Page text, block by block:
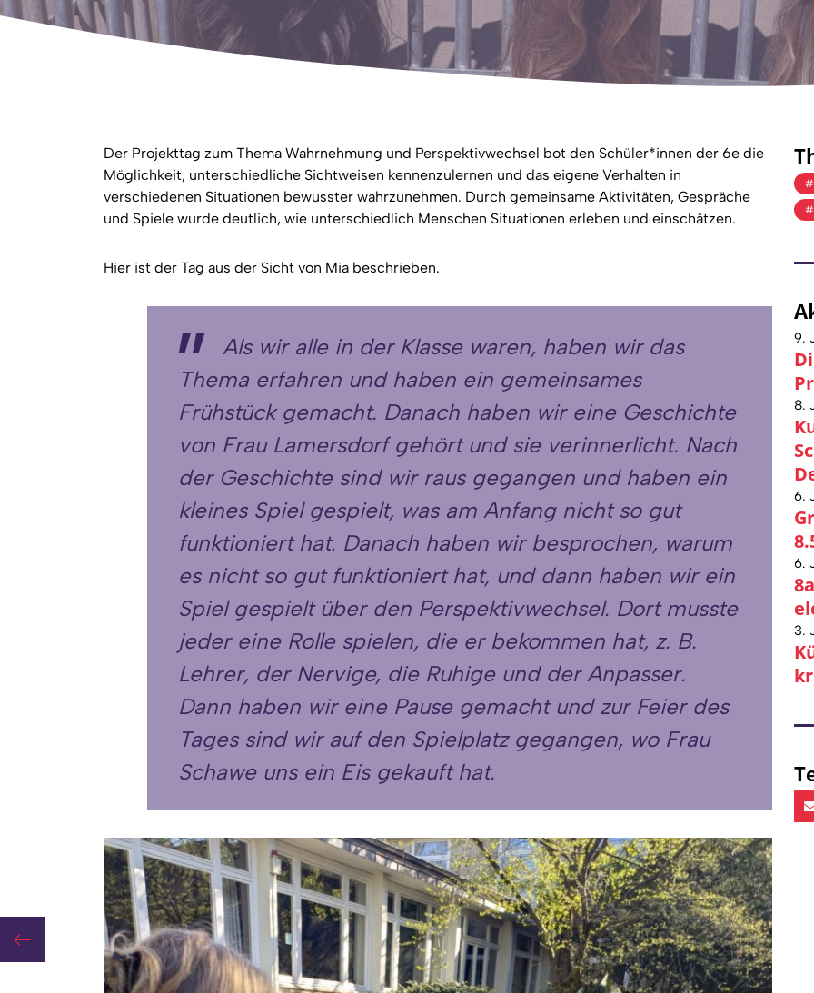
Jugend trainiert für Olympia – Tennisteam zieht in die Endrunde ein
Der Projekttag zum Thema Wahrnehmung und Perspektivwechsel bot den Schüler*innen der 6e die
Möglichkeit, unterschiedliche Sichtweisen kennenzulernen und das eigene Verhalten in
verschiedenen Situationen bewusster wahrzunehmen. Durch gemeinsame Aktivitäten, Gespräche
und Spiele wurde deutlich, wie unterschiedlich Menschen Situationen erleben und einschätzen.
Hier ist der Tag aus der Sicht von Mia beschrieben.
Als wir alle in der Klasse waren, haben wir das
Thema erfahren und haben ein gemeinsames
Frühstück gemacht. Danach haben wir eine Geschichte
von Frau Lamersdorf gehört und sie verinnerlicht. Nach
der Geschichte sind wir raus gegangen und haben ein
kleines Spiel gespielt, was am Anfang nicht so gut
funktioniert hat. Danach haben wir besprochen, warum
es nicht so gut funktioniert hat, und dann haben wir ein
Spiel gespielt über den Perspektivwechsel. Dort musste
jeder eine Rolle spielen, die er bekommen hat, z. B.
Lehrer, der Nervige, die Ruhige und der Anpasser.
Dann haben wir eine Pause gemacht und zur Feier des
Tages sind wir auf den Spielplatz gegangen, wo Frau
Schawe uns ein Eis gekauft hat.
9.
8.
6.
6.
3.